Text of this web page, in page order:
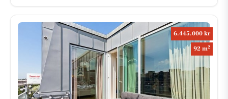
6.445.000 kr
92 m2